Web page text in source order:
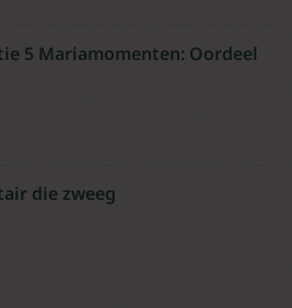
5 Mariamomenten: Oordeel
die zweeg